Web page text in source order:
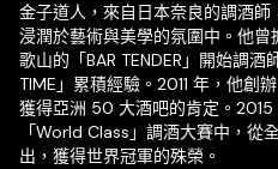
金子道人，來自日本奈良的調酒
浸潤於藝術與美學的氛圍中。他
歌山的「BAR TENDER」開始調
TIME」累積經驗。2011 年，他創
獲得亞洲 50 大酒吧的肯定。
「World Class」調酒大賽中，從
出，獲得世界冠軍的殊榮。